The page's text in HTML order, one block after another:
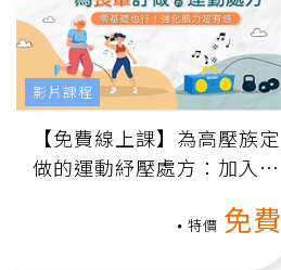
【免費線上課】為高壓族定
做的運動紓壓處方：加入行
特價 免費
影片課程